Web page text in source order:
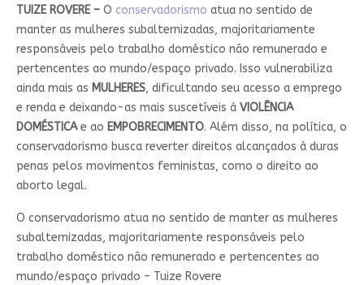
TUIZE ROVERE –O conservadorismo atua no sentido de
manter as mulheres subalternizadas, majoritariamente
responsáveis pelo trabalho doméstico não remunerado e
pertencentes ao mundo/espaço privado. Isso vulnerabiliza
ainda mais as MULHERES, dificultando seu acesso a emprego
e renda e deixando-as mais suscetíveis à VIOLÊNCIA
DOMÉSTICAe ao EMPOBRECIMENTO. Além disso, na política, o
conservadorismo busca reverter direitos alcançados à duras
penas pelos movimentos feministas, como o direito ao
aborto legal.
O conservadorismo atua no sentido de manter as mulheres
subalternizadas, majoritariamente responsáveis pelo
trabalho doméstico não remunerado e pertencentes ao
mundo/espaço privado – Tuize Rovere